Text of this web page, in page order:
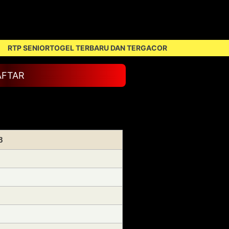
TERBARU DAN TERGACOR